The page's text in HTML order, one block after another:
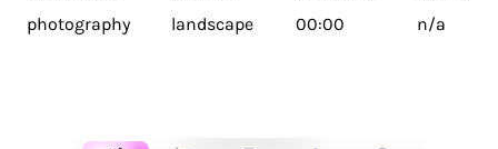
photography
landscape
00:00
n/a